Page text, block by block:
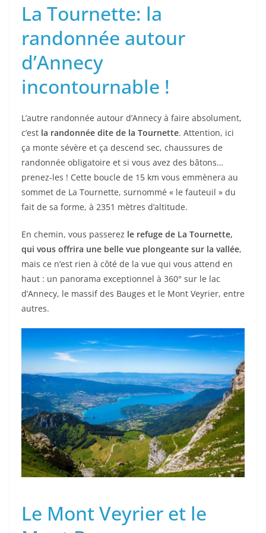
La Tournette: la
randonnée autour
d’Annecy
incontournable !
L’autre randonnée autour d’Annecy à faire absolument,
c’est la randonnée dite de la Tournette. Attention, ici
ça monte sévère et ça descend sec, chaussures de
randonnée obligatoire et si vous avez des bâtons…
prenez-les ! Cette boucle de 15 km vous emmènera au
sommet de La Tournette, surnommé « le fauteuil » du
fait de sa forme, à 2351 mètres d’altitude.
En chemin, vous passerez le refuge de La Tournette,
qui vous offrira une belle vue plongeante sur la vallée,
mais ce n’est rien à côté de la vue qui vous attend en
haut : un panorama exceptionnel à 360° sur le lac
d’Annecy, le massif des Bauges et le Mont Veyrier, entre
autres.
Le Mont Veyrier et le